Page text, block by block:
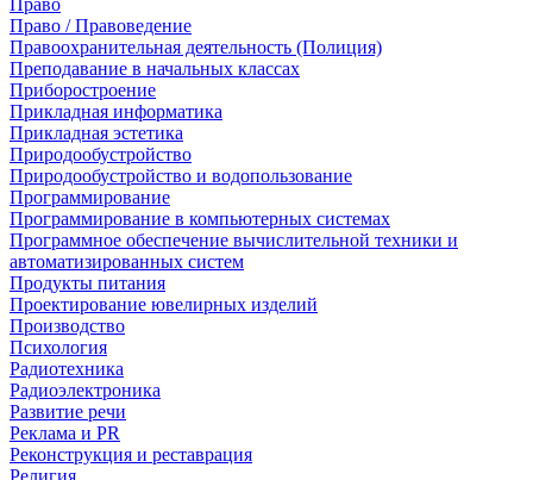
Право / Правоведение
Правоохранительная деятельность (Полиция)
Преподавание в начальных классах
Приборостроение
Прикладная информатика
Прикладная эстетика
Природообустройство
Природообустройство и водопользование
Программирование
Программирование в компьютерных системах
Программное обеспечение вычислительной техники и
автоматизированных систем
Продукты питания
Проектирование ювелирных изделий
Производство
Психология
Радиотехника
Радиоэлектроника
Развитие речи
Реклама и PR
Реконструкция и реставрация
Религия